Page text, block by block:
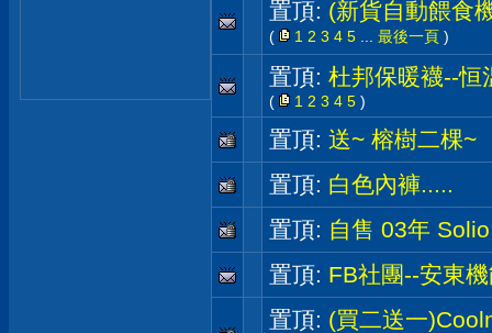
置頂: (新貨自動餵食
( 1 2 3 4 5 最後一頁 )
置頂: 杜邦保暖襪--恒
( 1 2 3 4 5 )
置頂: 送~ 榕樹二棵~
置頂: 白色內褲.....
置頂: 自售 03年
置頂: FB社團--安東
置頂: (買二送一